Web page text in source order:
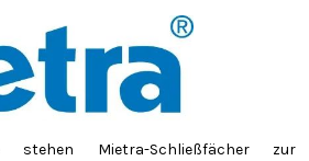
Mietra-Schließfächer zur